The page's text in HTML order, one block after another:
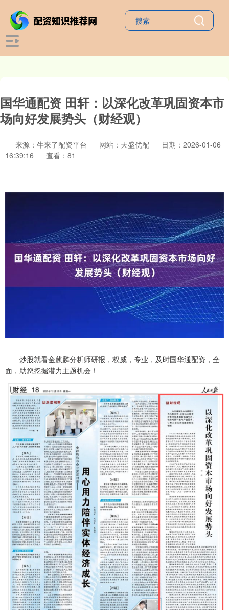
国华通配资 田轩：以深化改革巩固资本市
场向好发展势头（财经观）
来源：牛来了配资平台 网站：天盛优配
日期：2026-01-06
16:39:16
查看：81
炒股就看金麒麟分析师研报，权威，专业，及时国华通配资，全
面，助您挖掘潜力主题机会！